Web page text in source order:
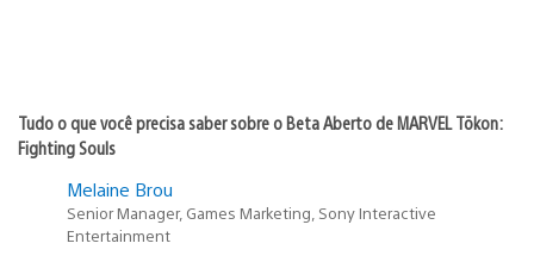
Tudo o que você precisa saber sobre o Beta Aberto de MARVEL Tōkon:
Fighting Souls
Melaine Brou
Senior Manager, Games Marketing, Sony Interactive
Entertainment